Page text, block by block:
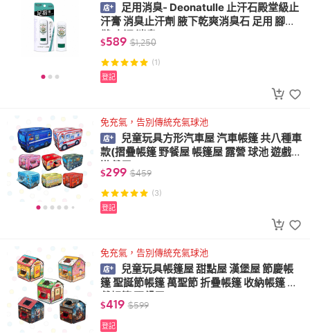
足用消臭- Deonatulle 止汗石殿堂級止
汗膏 消臭止汗劑 腋下乾爽消臭石 足用 腳指
縫 止汗 消臭
$589 $1,250
(1)
登記
免充氣，告別傳統充氣球池
兒童玩具方形汽車屋 汽車帳篷 共八種車
款(摺疊帳篷 野餐屋 帳篷屋 露營 球池 遊戲帳
遊戲屋)
$299 $459
(3)
登記
免充氣，告別傳統充氣球池
兒童玩具帳篷屋 甜點屋 漢堡屋 節慶帳
篷 聖誕節帳篷 萬聖節 折疊帳篷 收納帳篷 遊
$419 $599
登記